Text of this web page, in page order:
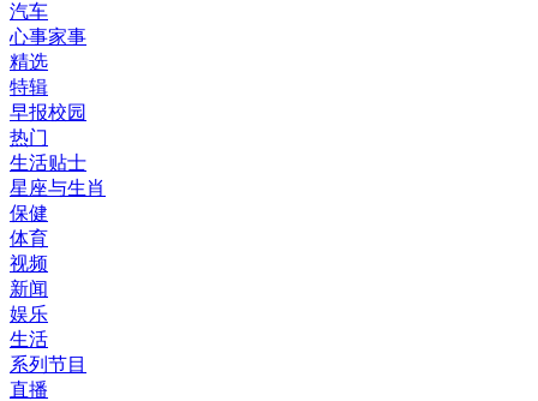
汽车
心事家事
精选
特辑
早报校园
热门
生活贴士
星座与生肖
保健
体育
视频
新闻
娱乐
生活
系列节目
直播